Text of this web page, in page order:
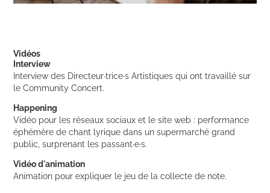
Vidéos
Interview
Interview des Directeur·trice·s Artistiques qui ont travaillé sur
le Community Concert.
Happening
Vidéo pour les réseaux sociaux et le site web : performance
éphémère de chant lyrique dans un supermarché grand
public, surprenant les passant·e·s.
Vidéo d'animation
Animation pour expliquer le jeu de la collecte de note.